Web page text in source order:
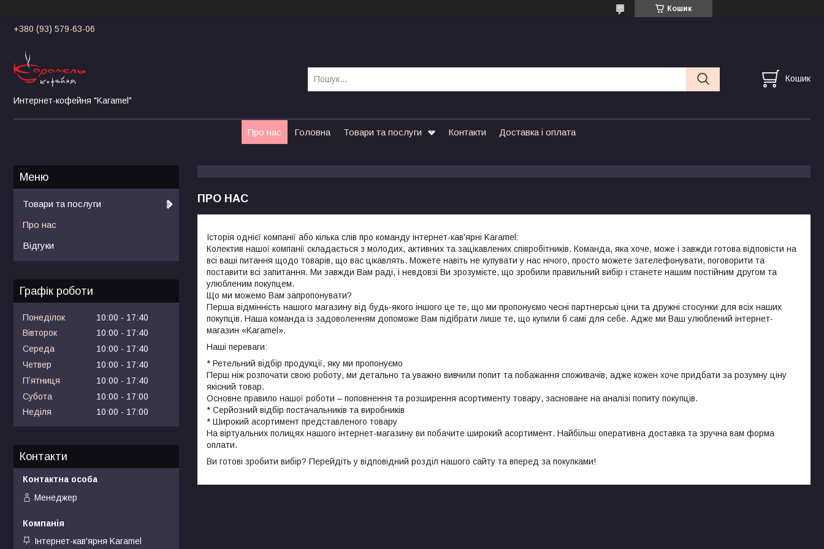
Кошик
+380 (93) 579-63-06
Интернет-кофейня "Karamel"
Кошик
Про нас Головна Товари та послуги Контакти Доставка і оплата
ПРО НАС
Історія однієї компанії або кілька слів про команду інтернет-кав'ярні Karamel:
Колектив нашої компанії складається з молодих, активних та зацікавлених співробітників. Команда, яка хоче, може і завжди готова відповісти на
всі ваші питання щодо товарів, що вас цікавлять. Можете навіть не купувати у нас нічого, просто можете зателефонувати, поговорити та
поставити всі запитання. Ми завжди Вам раді, і невдовзі Ви зрозумієте, що зробили правильний вибір і станете нашим постійним другом та
улюбленим покупцем.
Що ми можемо Вам запропонувати?
Перша відмінність нашого магазину від будь-якого іншого це те, що ми пропонуємо чесні партнерські ціни та дружні стосунки для всіх наших
покупців. Наша команда із задоволенням допоможе Вам підібрати лише те, що купили б самі для себе. Адже ми Ваш улюблений інтернет-
магазин «Karamel».
Наші переваги:
* Ретельний відбір продукції, яку ми пропонуємо
Перш ніж розпочати свою роботу, ми детально та уважно вивчили попит та побажання споживачів, адже кожен хоче придбати за розумну ціну
якісний товар.
Основне правило нашої роботи – поповнення та розширення асортименту товару, засноване на аналізі попиту покупців.
* Серйозний відбір постачальників та виробників
* Широкий асортимент представленого товару
На віртуальних полицях нашого інтернет-магазину ви побачите широкий асортимент. Найбільш оперативна доставка та зручна вам форма
оплати.
Ви готові зробити вибір? Перейдіть у відповідний розділ нашого сайту та вперед за покупками!
Товари та послуги
Про нас
Відгуки
Графік роботи
Понеділок 10:00
17:40
Вівторок
10:00
17:40
Середа
10:00
17:40
Четвер
10:00
17:40
Пʼятниця
10:00
17:40
Субота
10:00
17:00
Неділя
10:00 17:00
Контакти
Менеджер
Інтернет-кав'ярня Karamel